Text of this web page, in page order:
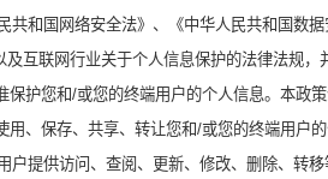
和国网络安全法》、《中华人民共和国数据
互联网行业关于个人信息保护的法律法规，
保护您和/或您的终端用户的个人信息。本政
用、保存、共享、转让您和/或您的终端用户
户提供访问、查阅、更新、修改、删除、转